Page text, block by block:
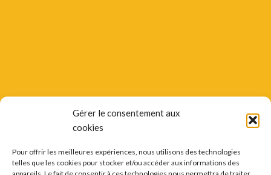
Gérer le consentement aux
cookies
Pour offrir les meilleures expériences, nous utilisons des technologies
telles que les cookies pour stocker et/ou accéder aux informations des